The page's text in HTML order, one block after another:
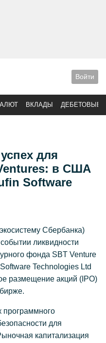
Войти
ВКЛАДЫ ДЕБЕТОВЫЕ
для
в США
Software
Сбербанка)
ликвидности
фонда SBT Venture
Technologies Ltd
размещение акций (IPO)
для
капитализация